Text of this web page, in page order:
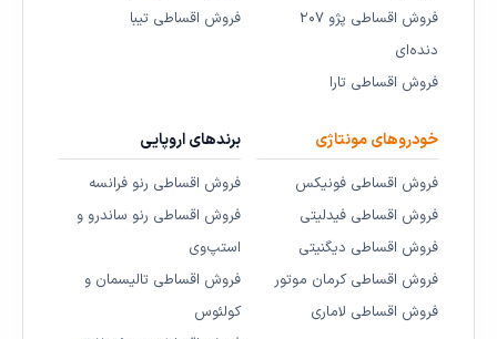
فروش اقساطی پژو ۲۰۷
دنده‌ای
فروش اقساطی تارا
فروش اقساطی تیبا
خودروهای مونتاژی
فروش اقساطی فونیکس
فروش اقساطی فیدلیتی
فروش اقساطی دیگنیتی
فروش اقساطی کرمان موتور
فروش اقساطی لاماری
برندهای اروپایی
فروش اقساطی رنو فرانسه
فروش اقساطی رنو ساندرو و
استپ‌وی
فروش اقساطی تالیسمان و
کولئوس